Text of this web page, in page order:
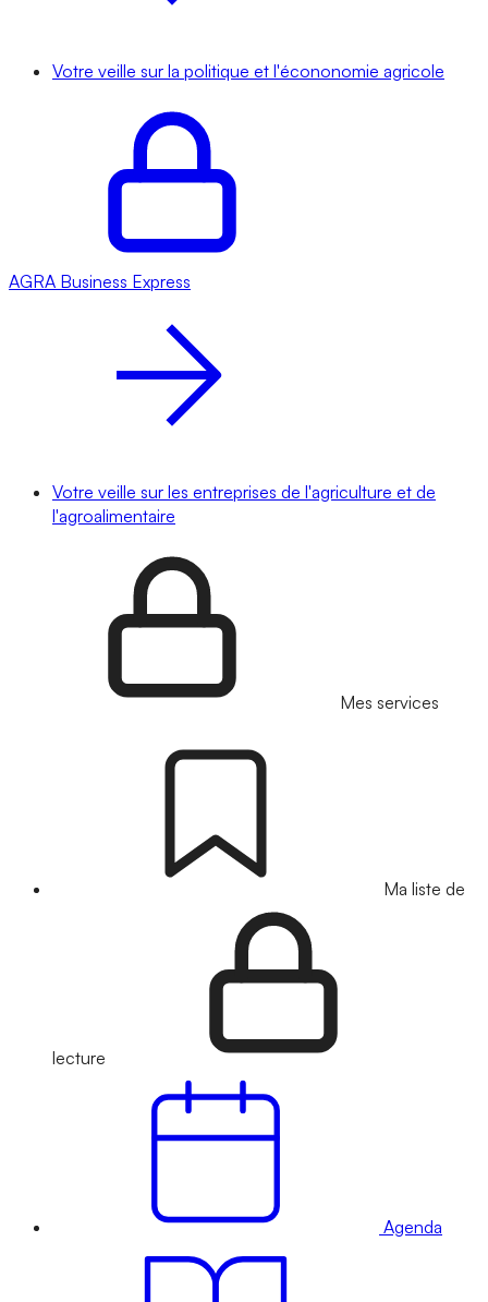
Votre veille sur la politique et l'écononomie agricole
AGRA Business Express
Votre veille sur les entreprises de l'agriculture et de
l'agroalimentaire
Mes services
Ma liste de
lecture
Agenda